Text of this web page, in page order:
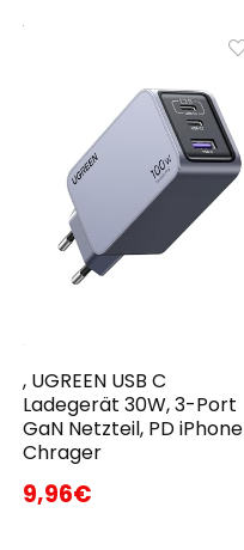
, UGREEN USB C
Ladegerät 30W, 3-Port
GaN Netzteil, PD iPhone
Chrager
9,96€